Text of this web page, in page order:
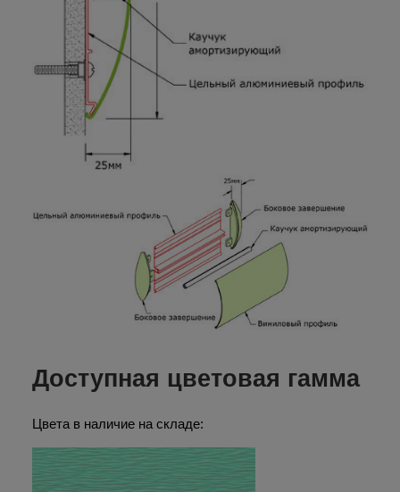
Доступная цветовая гамма
Цвета в наличие на складе: